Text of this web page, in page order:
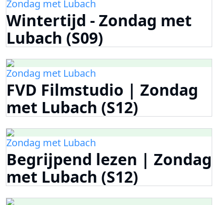
Zondag met Lubach
Wintertijd - Zondag met
Lubach (S09)
Zondag met Lubach
FVD Filmstudio | Zondag
met Lubach (S12)
Zondag met Lubach
Begrijpend lezen | Zondag
met Lubach (S12)